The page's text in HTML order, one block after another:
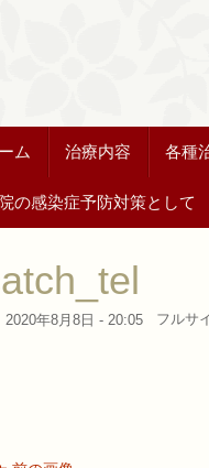
ム 治療内容 各種
の感染症予防対策として
2020年8月8日 - 20:05 フルサ